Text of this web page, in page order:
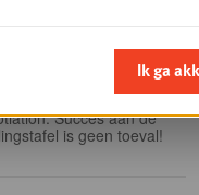
- Joint
Succes aan de
is geen toeval!
Ik ga